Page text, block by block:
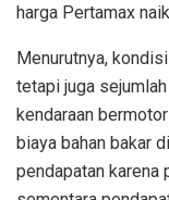
harga Pertamax
Menurutnya,
tetapi juga
kendaraan
biaya bahan bakar
pendapatan karena